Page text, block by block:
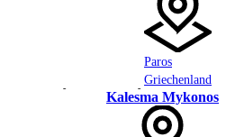
Paros
Griechenland
Kalesma Mykonos